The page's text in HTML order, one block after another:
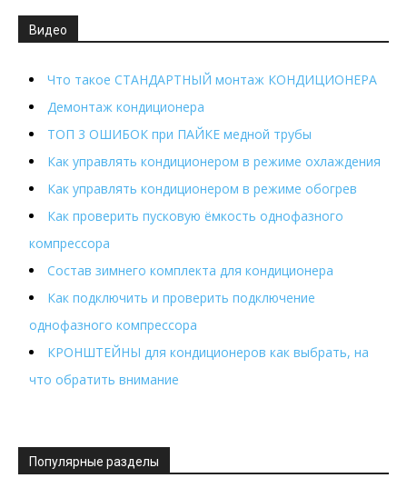
Видео
Что такое СТАНДАРТНЫЙ монтаж КОНДИЦИОНЕРА
Демонтаж кондиционера
ТОП 3 ОШИБОК при ПАЙКЕ медной трубы
Как управлять кондиционером в режиме охлаждения
Как управлять кондиционером в режиме обогрев
Как проверить пусковую ёмкость однофазного
компрессора
Состав зимнего комплекта для кондиционера
Как подключить и проверить подключение
однофазного компрессора
КРОНШТЕЙНЫ для кондиционеров как выбрать, на
что обратить внимание
Популярные разделы